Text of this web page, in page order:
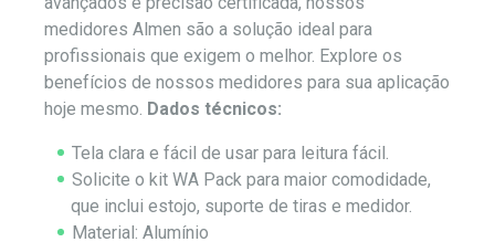
medidores Almen são a solução ideal para
profissionais que exigem o melhor. Explore os
benefícios de nossos medidores para sua aplicação
hoje mesmo. Dados técnicos:
Tela clara e fácil de usar para leitura fácil.
Solicite o kit WA Pack para maior comodidade,
que inclui estojo, suporte de tiras e medidor.
Material: Alumínio